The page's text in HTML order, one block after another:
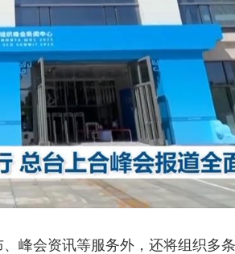
会资讯等服务外，还将组织多